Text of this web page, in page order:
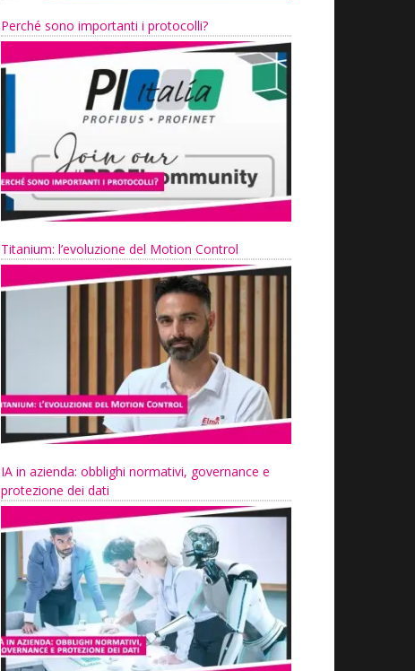
Perché sono importanti i protocolli?
Titanium: l’evoluzione del Motion Control
IA in azienda: obblighi normativi, governance e
protezione dei dati